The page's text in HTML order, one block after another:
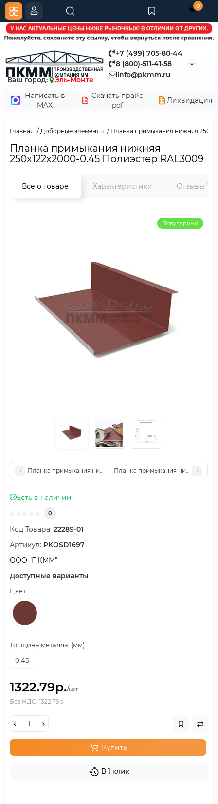
+7 (499) 705-80-44
8 (800)-511-41-58
info@pkmm.ru
Ваш город:
Эль-Монте
Написать в
MAX
Скачать прайс
pdf
Ликвидация
0
Главная Доборные элементы Планка примыкания нижняя
Планка примыкания нижняя
250х122х2000-0.45 Полиэстер RAL3009
Все о товаре Характеристики Отзывы 0
Популярный
Планка примыкания нижняя 250х122х2000-0.45 Полиэстер
Планка примыкания нижняя
Есть в наличии
0
Код Товара: 22289-01
Артикул: PKOSD1697
ООО "ПКММ"
Доступные варианты
Цвет
Толщина металла, (мм)
0.45
1322.79р./шт
Без НДС: 1322.79р.
Купить
В 1 клик